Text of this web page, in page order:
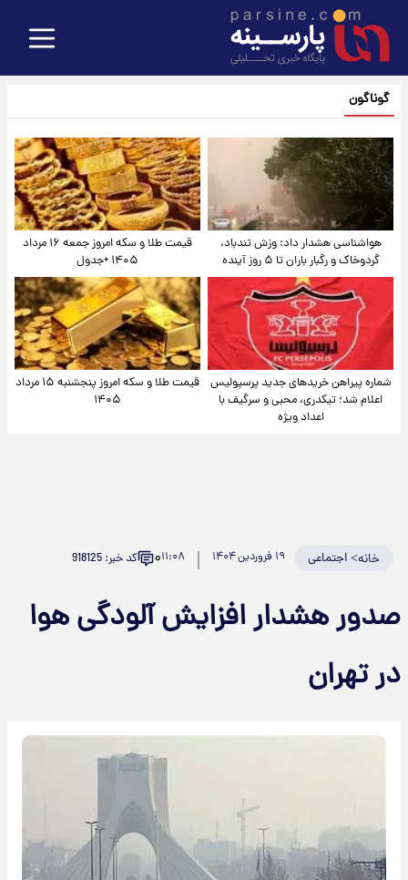
گوناگون
هواشناسی هشدار داد: وزش تندباد،
گردوخاک و رگبار باران تا ۵ روز آینده
قیمت طلا و سکه امروز جمعه ۱۶ مرداد
۱۴۰۵ +جدول
شماره پیراهن خریدهای جدید پرسپولیس
اعلام شد؛ تیکدری، محبی و سرگیف با
اعداد ویژه
قیمت طلا و سکه امروز پنجشنبه ۱۵ مرداد
۱۴۰۵
خانه>اجتماعی ۱۹ فروردین ۱۴۰۴ ۱۱:۰۸۰ کد خبر: 918125
صدور هشدار افزایش آلودگی هوا
در تهران